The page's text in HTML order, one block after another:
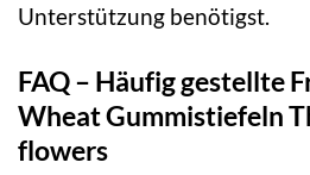
Unterstützung benötigst.
FAQ – Häufig gestellte
Wheat Gummistiefeln
flowers